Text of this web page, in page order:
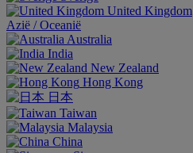
United Kingdom
Aziё / Oceaniё
Australia
India
New Zealand
Hong Kong
日本
Taiwan
Malaysia
China